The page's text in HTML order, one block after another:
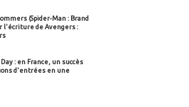
(Spider-Man : Brand
l'écriture de Avengers :
: en France, un succès
d'entrées en une